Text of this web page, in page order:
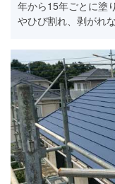
年から15年ごとに塗
やひび割れ、剥がれ